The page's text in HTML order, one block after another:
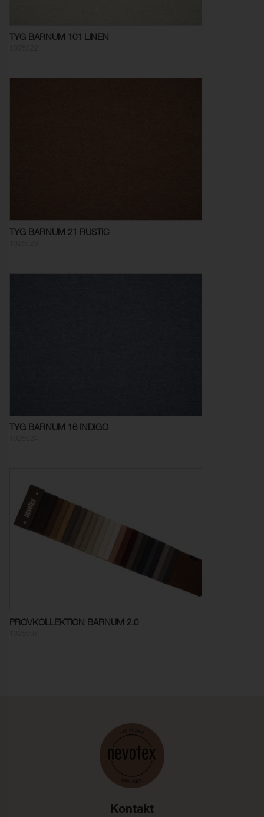
TYG BARNUM 101 LINEN
TYG BARNUM 21 RUSTIC
TYG BARNUM 16 INDIGO
PROVKOLLEKTION BARNUM 2.0
Kontakt